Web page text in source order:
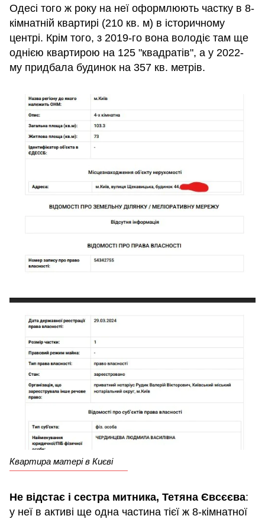
Одесі того ж року на неї оформлюють частку в 8-
кімнатній квартирі (210 кв. м) в історичному
центрі. Крім того, з 2019-го вона володіє там ще
однією квартирою на 125 "квадратів", а у 2022-
му придбала будинок на 357 кв. метрів.
Квартира матері в Києві
Не відстає і сестра митника, Тетяна Євсєєва:
у неї в активі ще одна частина тієї ж 8-кімнатної